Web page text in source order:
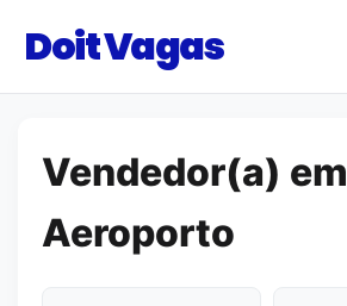
Doit Vagas
Vendedor(a) em
Aeroporto